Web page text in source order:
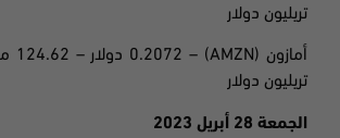
تريليون دولار
أمازون (AMZN) – 0.2072
تريليون دولار
الجمعة 28 أبريل 2023